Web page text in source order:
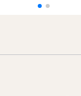
2015年及2022年先後獲